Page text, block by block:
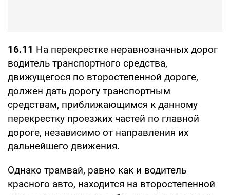
16.11 На перекрестке неравнозначных дорог
водитель транспортного средства,
движущегося по второстепенной дороге,
должен дать дорогу транспортным
средствам, приближающимся к данному
перекрестку проезжих частей по главной
дороге, независимо от направления их
дальнейшего движения.
Однако трамвай, равно как и водитель
красного авто, находится на второстепенной